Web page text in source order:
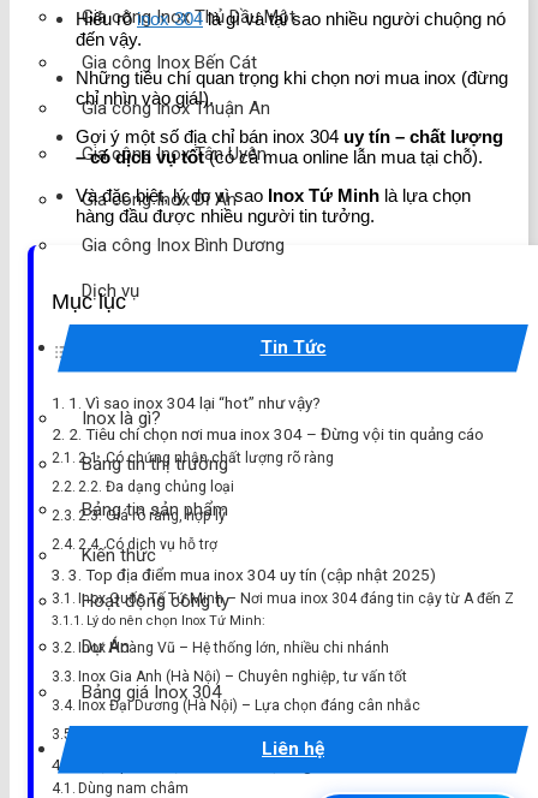
Gia công Inox Thủ Dầu Một
Gia công Inox Bến Cát
Gia công Inox Thuận An
Gia công Inox Tân Uyên
Gia công Inox Dĩ An
Gia công Inox Bình Dương
Dịch vụ
Tin Tức
Inox là gì?
Bảng tin thị trường
Bảng tin sản phẩm
Kiến thức
Hoạt động công ty
Dự Án
Bảng giá Inox 304
Liên hệ
Hiểu rõinox 304là gì và tại sao nhiều người chuộng nó
đến vậy.
Những tiêu chí quan trọng khi chọn nơi mua inox (đừng
chỉ nhìn vào giá!).
Gợi ý một số địa chỉ bán inox 304 uy tín – chất lượng
– có dịch vụ tốt(có cả mua online lẫn mua tại chỗ).
Và đặc biệt, lý do vì sao Inox Tứ Minh là lựa chọn
hàng đầu được nhiều người tin tưởng.
Mục lục
1. Vì sao inox 304 lại “hot” như vậy?
2. Tiêu chí chọn nơi mua inox 304 – Đừng vội tin quảng cáo
2.1. Có chứng nhận chất lượng rõ ràng
2.2. Đa dạng chủng loại
2.3. Giá rõ ràng, hợp lý
2.4. Có dịch vụ hỗ trợ
3. Top địa điểm mua inox 304 uy tín (cập nhật 2025)
Inox Quốc Tế Tứ Minh – Nơi mua inox 304 đáng tin cậy từ A đến Z
Lý do nên chọn Inox Tứ Minh:
Inox Hoàng Vũ – Hệ thống lớn, nhiều chi nhánh
Inox Gia Anh (Hà Nội) – Chuyên nghiệp, tư vấn tốt
Inox Đại Dương (Hà Nội) – Lựa chọn đáng cân nhắc
4. Mẹo phân biệt inox 304 thật – giả
Dùng nam châm